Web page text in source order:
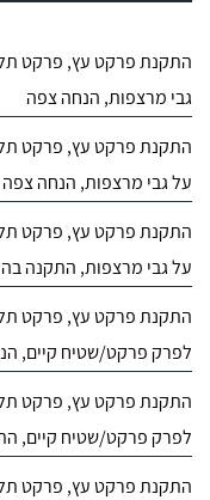
התקנת פרקט עץ, פרקט
גבי מרצפות, הנחה צפה
התקנת פרקט עץ, פרקט
על גבי מרצפות, הנחה צפה
התקנת פרקט עץ, פרקט
על גבי מרצפות, התקנה
התקנת פרקט עץ, פרקט
לפרק פרקט/שטיח קיים,
התקנת פרקט עץ, פרקט
לפרק פרקט/שטיח קיים,
התקנת פרקט עץ, פרקט